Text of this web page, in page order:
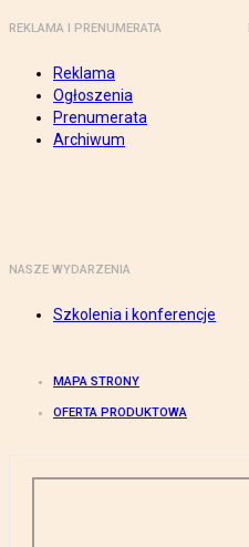
REKLAMA I PRENUMERATA
Reklama
Ogłoszenia
Prenumerata
Archiwum
NASZE WYDARZENIA
Szkolenia i konferencje
MAPA STRONY
OFERTA PRODUKTOWA